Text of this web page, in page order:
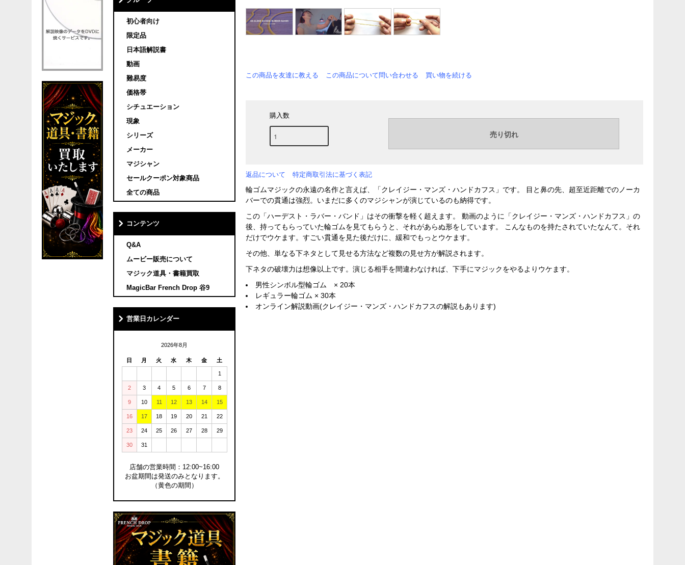
この商品を友達に教える この商品について問い合わせる 買い物を続ける
購入数
返品について 特定商取引法に基づく表記
輪ゴムマジックの永遠の名作と言えば、「クレイジー・マンズ・ハンドカフス」です。 目と鼻の先、超至近距離でのノーカ
バーでの貫通は強烈。いまだに多くのマジシャンが演じているのも納得です。
この「ハーデスト・ラバー・バンド」はその衝撃を軽く超えます。 動画のように「クレイジー・マンズ・ハンドカフス」の
後、持ってもらっていた輪ゴムを見てもらうと、それがあらぬ形をしています。 こんなものを持たされていたなんて。それ
だけでウケます。すごい貫通を見た後だけに、緩和でもっとウケます。
その他、単なる下ネタとして見せる方法など複数の見せ方が解説されます。
下ネタの破壊力は想像以上です。演じる相手を間違わなければ、下手にマジックをやるよりウケます。
男性シンボル型輪ゴム × 20本
レギュラー輪ゴム × 30本
オンライン解説動画(クレイジー・マンズ・ハンドカフスの解説もあります)
初心者向け
限定品
日本語解説書
動画
難易度
価格帯
シチュエーション
現象
シリーズ
メーカー
マジシャン
セールクーポン対象商品
全ての商品
コンテンツ
Q&A
ムービー販売について
マジック道具・書籍買取
MagicBar French Drop 谷9
営業日カレンダー
2026年8月
日 月 火 水 木 金 土
1
2 3 4 5 6 7 8
9 10 11 12 13 14 15
16 17 18 19 20 21 22
23 24 25 26 27 28 29
30 31
店舗の営業時間：12:00~16:00
お盆期間は発送のみとなります。
（黄色の期間）